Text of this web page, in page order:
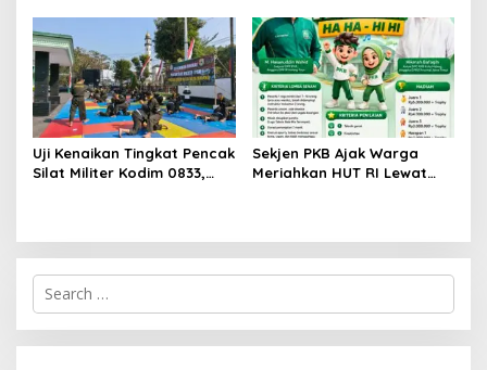
Tingkat Nasional di
Jakarta
Nama Kampus di Tingkat
Nasional
Uji Kenaikan Tingkat Pencak
Silat Militer Kodim 0833,
Sekjen PKB Ajak Warga
Meriahkan HUT RI Lewat
S
r